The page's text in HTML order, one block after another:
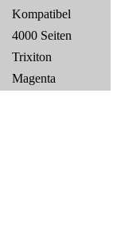
Kompatibel
4000 Seiten
Trixiton
Magenta